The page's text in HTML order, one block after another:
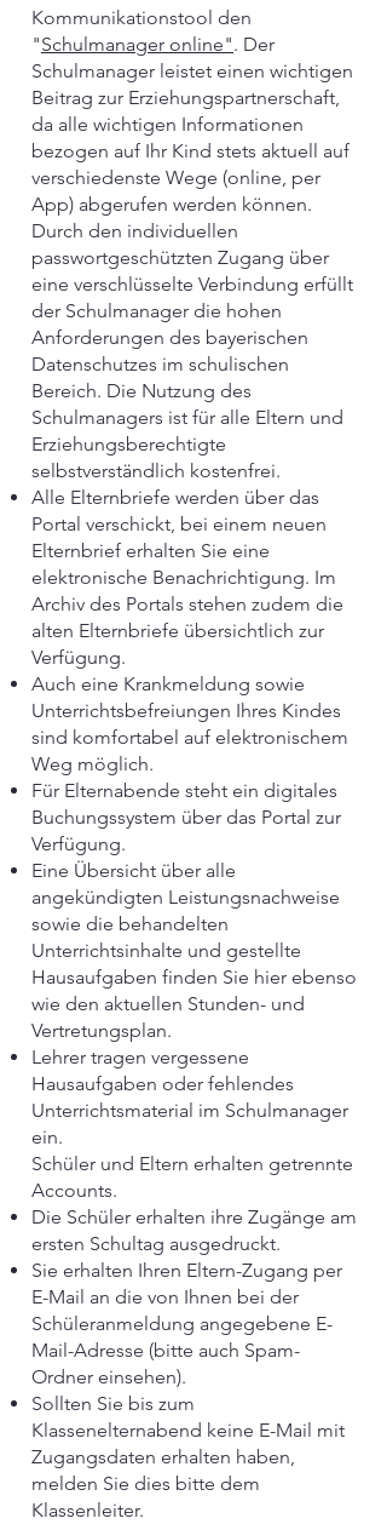
Kommunikationstool den
"Schulmanager online". Der
Schulmanager leistet einen wichtigen
Beitrag zur Erziehungspartnerschaft,
da alle wichtigen Informationen
bezogen auf Ihr Kind stets aktuell auf
verschiedenste Wege (online, per
App) abgerufen werden können.
Durch den individuellen
passwortgeschützten Zugang über
eine verschlüsselte Verbindung erfüllt
der Schulmanager die hohen
Anforderungen des bayerischen
Datenschutzes im schulischen
Bereich. Die Nutzung des
Schulmanagers ist für alle Eltern und
Erziehungsberechtigte
selbstverständlich kostenfrei.
Alle Elternbriefe werden über das
Portal verschickt, bei einem neuen
Elternbrief erhalten Sie eine
elektronische Benachrichtigung. Im
Archiv des Portals stehen zudem die
alten Elternbriefe übersichtlich zur
Verfügung.
Auch eine Krankmeldung sowie
Unterrichtsbefreiungen Ihres Kindes
sind komfortabel auf elektronischem
Weg möglich.
Für Elternabende steht ein digitales
Buchungssystem über das Portal zur
Verfügung.
Eine Übersicht über alle
angekündigten Leistungsnachweise
sowie die behandelten
Unterrichtsinhalte und gestellte
Hausaufgaben finden Sie hier ebenso
wie den aktuellen Stunden- und
Vertretungsplan.
Lehrer tragen vergessene
Hausaufgaben oder fehlendes
Unterrichtsmaterial im Schulmanager
ein.
Schüler und Eltern erhalten getrennte
Accounts.
Die Schüler erhalten ihre Zugänge am
ersten Schultag ausgedruckt.
Sie erhalten Ihren Eltern-Zugang per
E-Mail an die von Ihnen bei der
Schüleranmeldung angegebene E-
Mail-Adresse (bitte auch Spam-
Ordner einsehen).
Sollten Sie bis zum
Klassenelternabend keine E-Mail mit
Zugangsdaten erhalten haben,
melden Sie dies bitte dem
Klassenleiter.